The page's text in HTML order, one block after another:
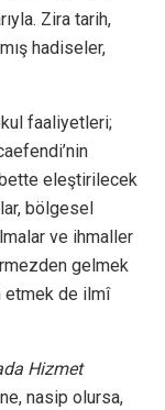
Zira tarih,
hadiseler,
faaliyetleri;
eleştirilecek
bölgesel
ve ihmaller
gelmek
etmek de ilmî
Hizmet
nasip olursa,